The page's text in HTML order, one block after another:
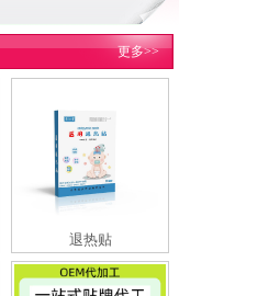
更多>>
退热贴